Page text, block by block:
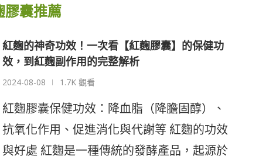
膠囊推薦
紅麴的神奇功效！一次看【紅麴膠囊】的保健功
效，到紅麴副作用的完整解析
2024-08-08 1.7K 觀看
紅麴膠囊保健功效：降血脂（降膽固醇）、
抗氧化作用、促進消化與代謝等 紅麴的功效
與好處 紅麴是一種傳統的發酵產品，起源於